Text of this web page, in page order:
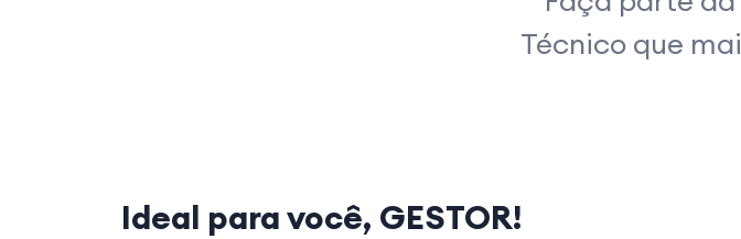
Técnico que
Ideal para você, GESTOR!